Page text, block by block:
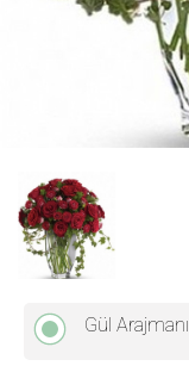
Gül Arajmanı